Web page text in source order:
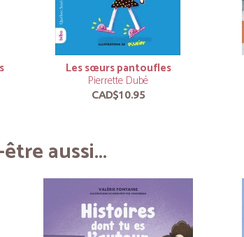
Les sœurs pantoufles
Pierrette Dubé
CAD$10.95
aussi...